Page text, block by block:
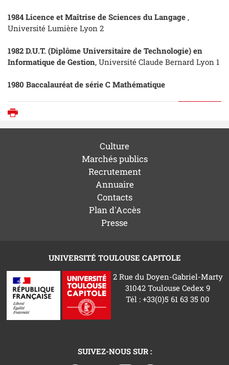
1984 Licence et Maîtrise de Sciences du Langage ,
Université Lumière Lyon 2
1982 D.U.T. (Diplôme Universitaire de Technologie) en
Informatique de Gestion, Université Claude Bernard Lyon 1
1980 Baccalauréat de série C Mathématique
Culture
Marchés publics
Recrutement
Annuaire
Contacts
Plan d'Accès
Presse
UNIVERSITÉ TOULOUSE CAPITOLE
2 Rue du Doyen-Gabriel-Marty
31042 Toulouse Cedex 9
Tél : +33(0)5 61 63 35 00
SUIVEZ-NOUS SUR :